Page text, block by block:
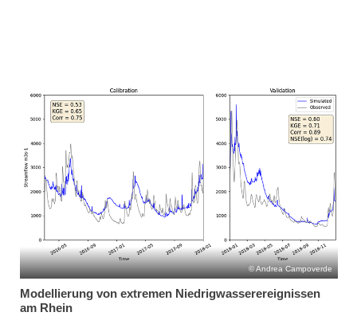
Andrea Campoverde
Modellierung von extremen Niedrigwasserereignissen
am Rhein